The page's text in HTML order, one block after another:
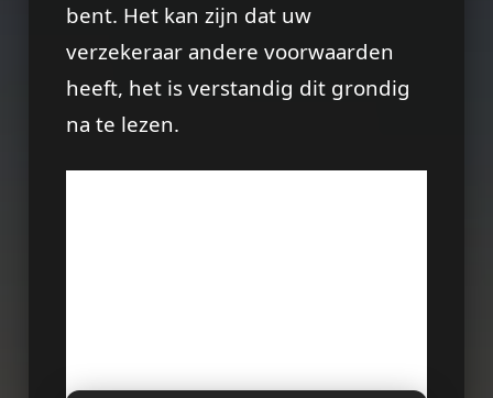
bent. Het kan zijn dat uw
verzekeraar andere voorwaarden
heeft, het is verstandig dit grondig
na te lezen.